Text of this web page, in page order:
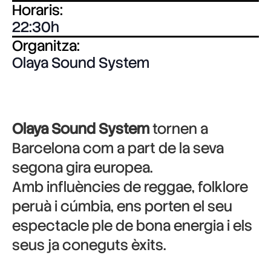
Horaris:
22:30
Organitza:
Olaya Sound System
Olaya Sound Systemtornen a
Barcelona com a part de la seva
segona gira europea.
Amb influències de reggae, folklore
peruà i cúmbia, ens porten el seu
espectacle ple de bona energia i els
seus ja coneguts èxits.